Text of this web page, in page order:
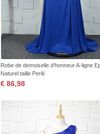
Robe de demoiselle d'honneur A-ligne
Naturel taille Perlé
€ 86,98